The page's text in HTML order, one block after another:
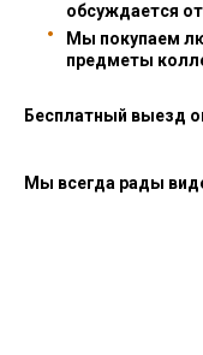
обсуждается
Мы покупаем
предметы
Бесплатный выезд
Мы всегда рады